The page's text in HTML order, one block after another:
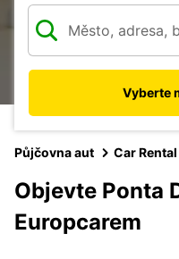
Vyberte
Půjčovna aut Car
Objevte Ponta
Europcarem